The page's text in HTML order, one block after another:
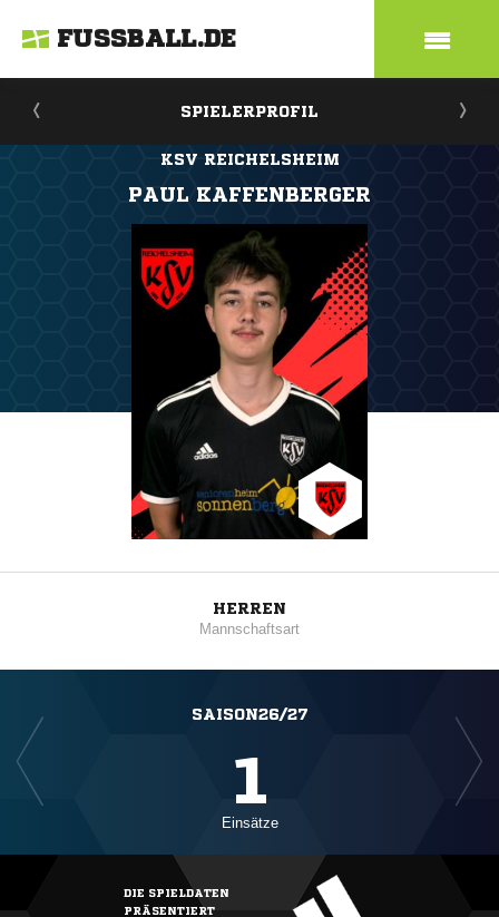
FUSSBALL.DE
SPIELERPROFIL
KSV REICHELSHEIM
PAUL KAFFENBERGER
HERREN
Mannschaftsart
SAISON26/27
1
Einsätze
DIE SPIELDATEN
PRÄSENTIERT